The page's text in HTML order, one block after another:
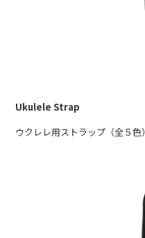
Ukulele Strap
ウクレレ用ストラップ（全５色）